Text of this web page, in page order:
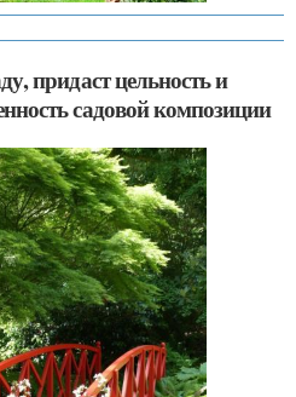
придаст цельность и
садовой композиции